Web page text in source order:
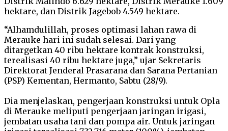
hektare, dan Distrik Jagebob 4.549 hektare.
“Alhamdulillah, proses optimasi lahan rawa di
Merauke hari ini sudah selesai. Dari yang
ditargetkan 40 ribu hektare kontrak konstruksi,
terealisasi 40 ribu hektare juga,” ujar Sekretaris
Direktorat Jenderal Prasarana dan Sarana Pertanian
(PSP) Kementan, Hermanto, Sabtu (28/9).
Dia menjelaskan, pengerjaan konstruksi untuk Opla
di Merauke meliputi pengerjaan jaringan irigasi,
jembatan usaha tani dan pompa air. Untuk jaringan